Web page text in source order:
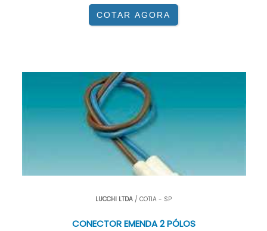
COTAR AGORA
LUCCHI LTDA / COTIA - SP
CONECTOR EMENDA 2 PÓLOS